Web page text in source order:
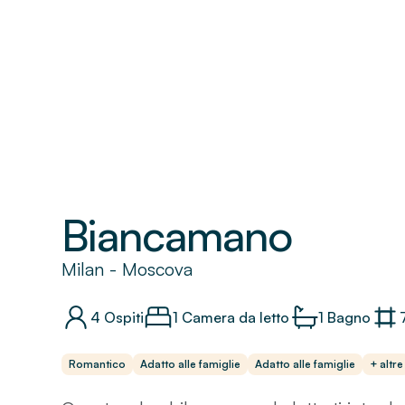
Biancamano
Milan - Moscova
4 Ospiti 1 Camera da letto 1 Bagno
Romantico Adatto alle famiglie Adatto alle famiglie + altre